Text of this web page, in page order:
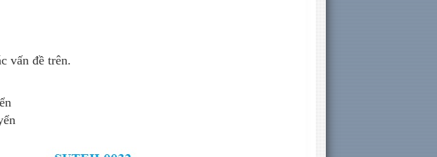
vấn đề trên.